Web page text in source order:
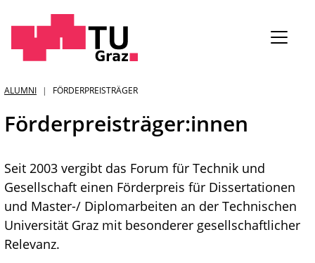
Sie
sind:
ALUMNI FÖRDERPREISTRÄGER
Förderpreisträger:innen
Seit 2003 vergibt das Forum für Technik und
Gesellschaft einen Förderpreis für Dissertationen
und Master-/ Diplomarbeiten an der Technischen
Universität Graz mit besonderer gesellschaftlicher
Relevanz.